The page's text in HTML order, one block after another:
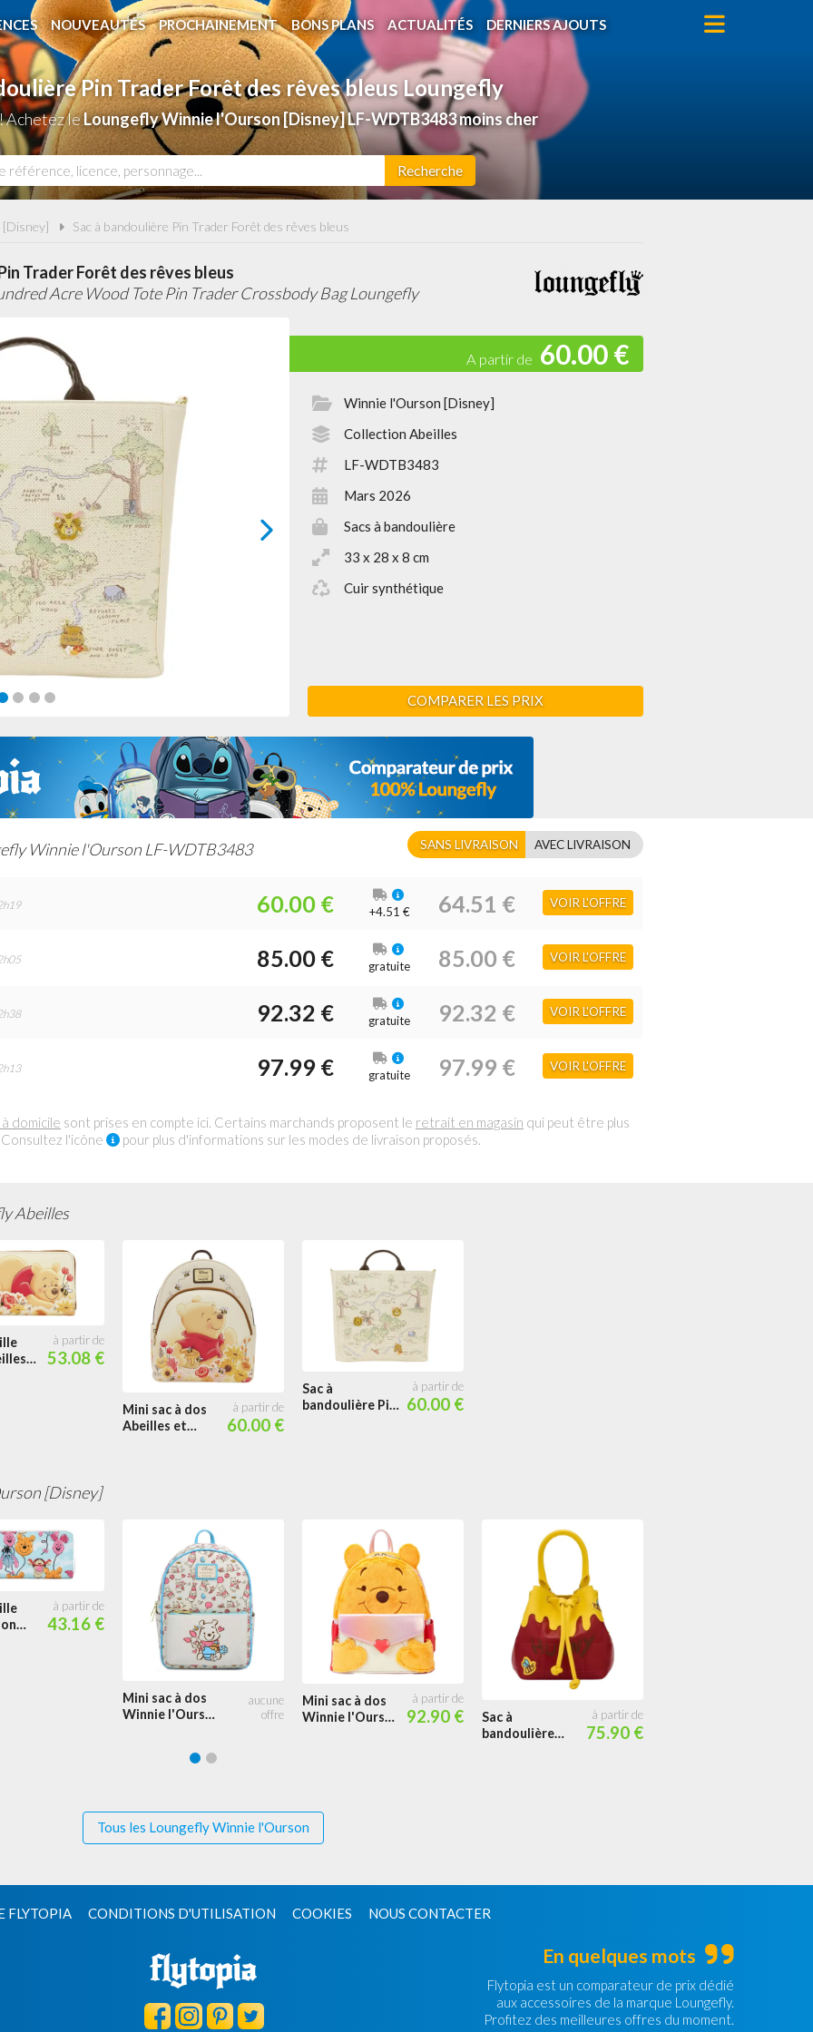
NOUVEAUTÉS PROCHAINEMENT BONS PLANS ACTUALITÉS DERNIERS AJOUTS
Pin Trader Forêt des rêves bleus Loungefly
Achetez leLoungefly Winnie l'Ourson [Disney] LF-WDTB3483 moins cher
Recherche
Sac à bandoulière Pin Trader Forêt des rêves bleus
Trader Forêt des rêves bleus
Acre Wood Tote Pin Trader Crossbody Bag Loungefly
Winnie l'Ourson [Disney]
Collection Abeilles
LF-WDTB3483
Mars 2026
Sacs à bandoulière
33 x 28 x 8 cm
Cuir synthétique
COMPARER LES PRIX
60.00 €
Winnie l'Ourson LF-WDTB3483 SANS LIVRAISON AVEC LIVRAISON
60.00 € 64.51 € VOIR L'OFFRE
+4.51 €
85.00 € 85.00 € VOIR L'OFFRE
gratuite
92.32 € 92.32 € VOIR L'OFFRE
gratuite
97.99 € 97.99 € VOIR L'OFFRE
gratuite
domicile sont prises en compte ici. Certains marchands proposent le retrait en magasin qui peut être plus
l'icône
pour plus d'informations sur les modes de livraison proposés.
Abeilles
53.08 €
Mini sac à dos
Abeilles et
60.00 €
Sac à
bandoulière Pin
60.00 €
[Disney]
43.16 €
Mini sac à dos
Winnie l'Ourson
Mini sac à dos
Winnie l'Ourson
92.90 €
Sac à
bandoulière
75.90 €
Tous les Loungefly Winnie l'Ourson
FLYTOPIA CONDITIONS D'UTILISATION COOKIES NOUS CONTACTER
En quelques mots
Flytopia est un comparateur de prix dédié
aux accessoires de la marque Loungefly.
Profitez des meilleures offres du moment.